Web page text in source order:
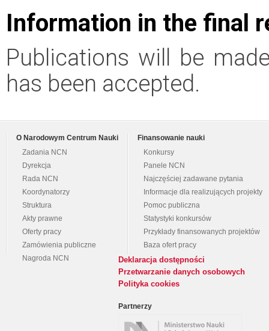
Information in the final
Publications will be
has been accepted.
O Narodowym Centrum Nauki
Zadania NCN
Dyrekcja
Rada NCN
Koordynatorzy
Struktura
Akty prawne
Oferty pracy
Zamówienia publiczne
Nagroda NCN
Finansowanie nauki
Konkursy
Panele NCN
Najczęściej zadawane pytania
Informacje dla realizujących projekty
Pomoc publiczna
Statystyki konkursów
Przykłady finansowanych projektów
Baza ofert pracy
Deklaracja dostępności
Przetwarzanie danych osobowych
Polityka cookies
Partnerzy